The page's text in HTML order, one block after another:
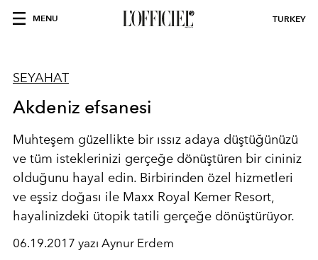
MENU TURKEY
SEYAHAT
Akdeniz efsanesi
Muhteşem güzellikte bir ıssız adaya düştüğünüzü
ve tüm isteklerinizi gerçeğe dönüştüren bir cininiz
olduğunu hayal edin. Birbirinden özel hizmetleri
ve eşsiz doğası ile Maxx Royal Kemer Resort,
hayalinizdeki ütopik tatili gerçeğe dönüştürüyor.
06.19.2017 yazı Aynur Erdem